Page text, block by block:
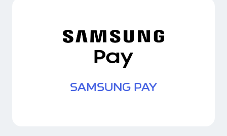
SAMSUNG PAY